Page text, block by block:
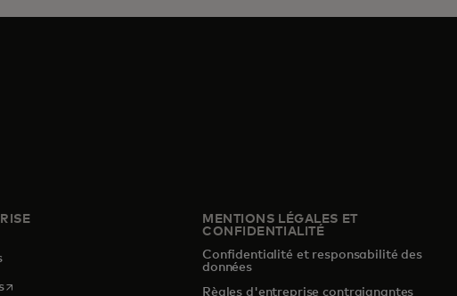
s’ouvre dans un nouvel onglet
MENTIONS LÉGALES ET
CONFIDENTIALITÉ
Confidentialité et responsabilité des
données
Règles d'entreprise contraignantes